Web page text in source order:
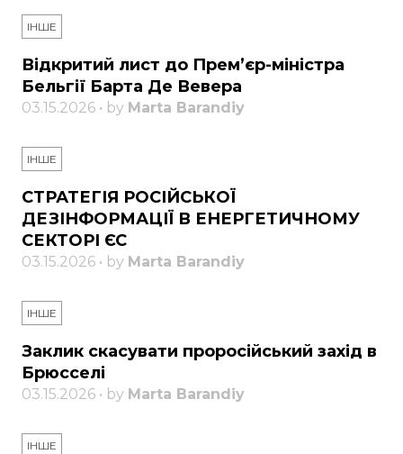
ІНШЕ
Відкритий лист до Прем’єр-міністра
Бельгії Барта Де Вевера
03.15.2026 • by Marta Barandiy
ІНШЕ
СТРАТЕГІЯ РОСІЙСЬКОЇ
ДЕЗІНФОРМАЦІЇ В ЕНЕРГЕТИЧНОМУ
СЕКТОРІ ЄС
03.15.2026 • by Marta Barandiy
ІНШЕ
Заклик скасувати проросійський захід в
Брюсселі
03.15.2026 • by Marta Barandiy
ІНШЕ